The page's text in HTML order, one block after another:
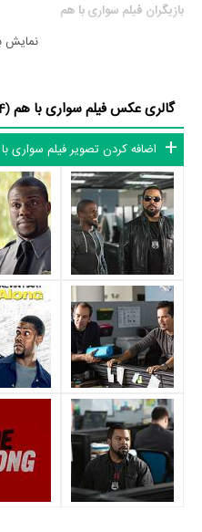
بازیگران فیلم سواری با هم
بازیگران فیلم سواری با هم چه
Bryan Callenولارنس فیشبرنبه
سواری با هم حدود 13
می‌توان سواری با هم را یک اثر
سواری با هم باتوجه به بازی گرفتن از
دشواری بوده است؛ باید بررسی کرد آیا
بازیگردان و همچنین تیم بازیگری
باشند و بازی‌های درخشانی را نمایش
از دیگر بازیگران فیلم سواری با هم
Pharoah ،Benjamin Flores Jr.
Rementerاشاره کرد.
متوسط سن بازیگران سواری با هم
دایرةالمعارف آنلاین سینما و تلویزیون
نشان می‌دهد بازیگران سواری با هم
داستان فیلم سواری با هم
نمایش
گالری عکس فیلم سواری با هم(14 تصویر)
اضافه کردن تصویر فیلم سواری